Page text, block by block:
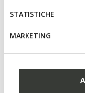
STATISTICHE
MARKETING